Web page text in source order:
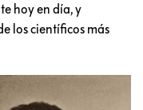
hoy en día, y
los científicos más